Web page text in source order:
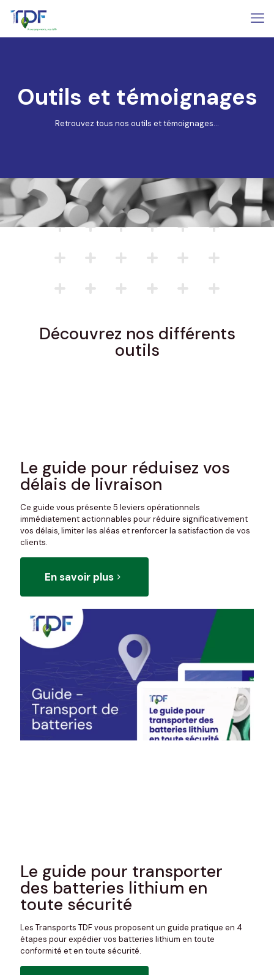
Outils et témoignages
Retrouvez tous nos outils et témoignages...
Découvrez nos différents
outils
Le guide pour réduisez vos
délais de livraison
Ce guide vous présente 5 leviers opérationnels
immédiatement actionnables pour réduire significativement
vos délais, limiter les aléas et renforcer la satisfaction de vos
clients.
En savoir plus
Le guide pour transporter
des batteries lithium en
toute sécurité
Les Transports TDF vous proposent un guide pratique en 4
étapes pour expédier vos batteries lithium en toute
conformité et en toute sécurité.